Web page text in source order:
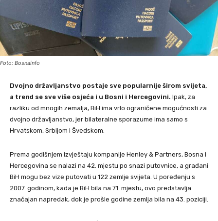
Foto: Bosnainfo
Dvojno državljanstvo postaje sve popularnije širom svijeta,
a trend se sve više osjeća i u Bosni i Hercegovini. Ipak, za
razliku od mnogih zemalja, BiH ima vrlo ograničene mogućnosti za
dvojno državljanstvo, jer bilateralne sporazume ima samo s
Hrvatskom, Srbijom i Švedskom.
Prema godišnjem izvještaju kompanije Henley & Partners, Bosna i
Hercegovina se nalazi na 42. mjestu po snazi putovnice, a građani
BiH mogu bez vize putovati u 122 zemlje svijeta. U poređenju s
2007. godinom, kada je BiH bila na 71. mjestu, ovo predstavlja
značajan napredak, dok je prošle godine zemlja bila na 43. poziciji.